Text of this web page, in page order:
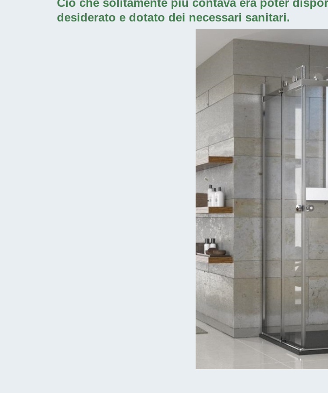
Ciò che solitamente più contava era poter
desiderato e dotato dei necessari sanitari.